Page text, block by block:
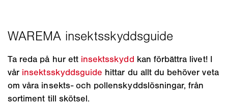
Ta reda på hur ett insektsskydd kan förbättra livet! I
vår insektsskyddsguide hittar du allt du behöver veta
om våra insekts- och pollenskyddslösningar, från
sortiment till skötsel.